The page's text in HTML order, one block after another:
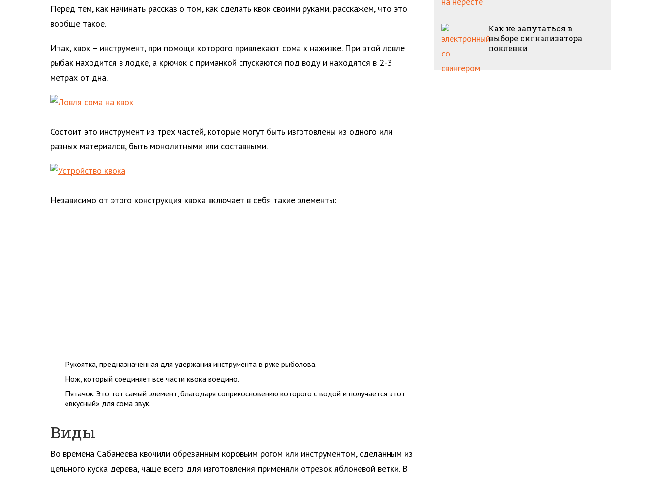
Перед тем, как начинать рассказ о том, как сделать квок своими руками, расскажем, что это
вообще такое.
Итак, квок – инструмент, при помощи которого привлекают сома к наживке. При этой ловле
рыбак находится в лодке, а крючок с приманкой спускаются под воду и находятся в 2-3
метрах от дна.
Состоит это инструмент из трех частей, которые могут быть изготовлены из одного или
разных материалов, быть монолитными или составными.
Независимо от этого конструкция квока включает в себя такие элементы:
Рукоятка, предназначенная для удержания инструмента в руке рыболова.
Нож, который соединяет все части квока воедино.
Пятачок. Это тот самый элемент, благодаря соприкосновению которого с водой и получается этот
«вкусный» для сома звук.
Виды
Во времена Сабанеева квочили обрезанным коровьим рогом или инструментом, сделанным из
цельного куска дерева, чаще всего для изготовления применяли отрезок яблоневой ветки. В
Как не запутаться в
выборе сигнализатора
поклевки